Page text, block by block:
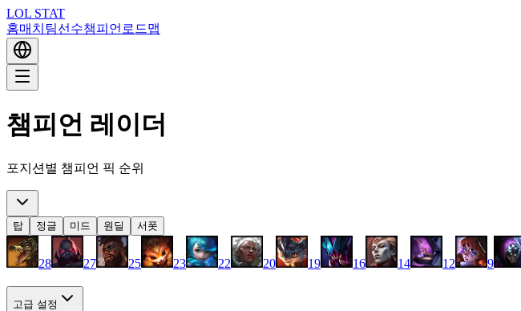
LOL STAT
홈매치 팀선수챔피언 로드맵
챔피언 레이더
포지션별 챔피언 픽 순위
탑 정글 미드 원딜 서폿
28 27 25 23 22 20 19 16 14 12 9
고급 설정